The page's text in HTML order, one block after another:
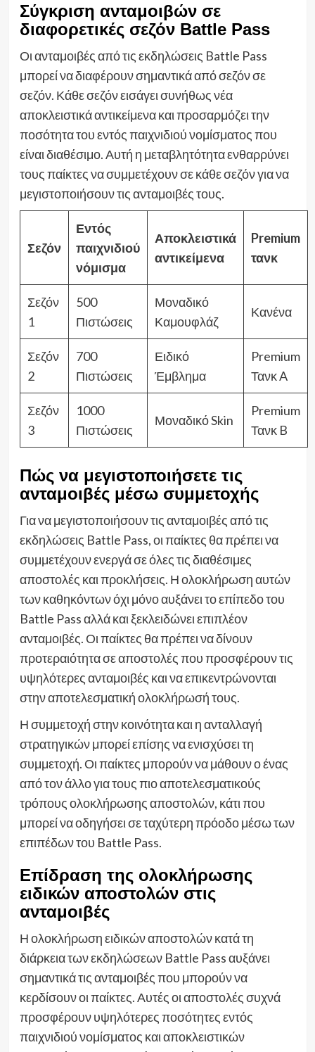
Σύγκριση ανταμοιβών σε
διαφορετικές σεζόν Battle Pass
Οι ανταμοιβές από τις εκδηλώσεις Battle Pass
μπορεί να διαφέρουν σημαντικά από σεζόν σε
σεζόν. Κάθε σεζόν εισάγει συνήθως νέα
αποκλειστικά αντικείμενα και προσαρμόζει την
ποσότητα του εντός παιχνιδιού νομίσματος που
είναι διαθέσιμο. Αυτή η μεταβλητότητα ενθαρρύνει
τους παίκτες να συμμετέχουν σε κάθε σεζόν για να
μεγιστοποιήσουν τις ανταμοιβές τους.
Σεζόν
Εντός
παιχνιδιού
νόμισμα
Αποκλειστικά
αντικείμενα
Premium
τανκ
Σεζόν
1
500
Πιστώσεις
Μοναδικό
Καμουφλάζ
Κανένα
Σεζόν
2
700
Πιστώσεις
Ειδικό
Έμβλημα
Premium
Τανκ A
Σεζόν
3
1000
Πιστώσεις
Μοναδικό Skin
Premium
Τανκ B
Πώς να μεγιστοποιήσετε τις
ανταμοιβές μέσω συμμετοχής
Για να μεγιστοποιήσουν τις ανταμοιβές από τις
εκδηλώσεις Battle Pass, οι παίκτες θα πρέπει να
συμμετέχουν ενεργά σε όλες τις διαθέσιμες
αποστολές και προκλήσεις. Η ολοκλήρωση αυτών
των καθηκόντων όχι μόνο αυξάνει το επίπεδο του
Battle Pass αλλά και ξεκλειδώνει επιπλέον
ανταμοιβές. Οι παίκτες θα πρέπει να δίνουν
προτεραιότητα σε αποστολές που προσφέρουν τις
υψηλότερες ανταμοιβές και να επικεντρώνονται
στην αποτελεσματική ολοκλήρωσή τους.
Η συμμετοχή στην κοινότητα και η ανταλλαγή
στρατηγικών μπορεί επίσης να ενισχύσει τη
συμμετοχή. Οι παίκτες μπορούν να μάθουν ο ένας
από τον άλλο για τους πιο αποτελεσματικούς
τρόπους ολοκλήρωσης αποστολών, κάτι που
μπορεί να οδηγήσει σε ταχύτερη πρόοδο μέσω των
επιπέδων του Battle Pass.
Επίδραση της ολοκλήρωσης
ειδικών αποστολών στις
ανταμοιβές
Η ολοκλήρωση ειδικών αποστολών κατά τη
διάρκεια των εκδηλώσεων Battle Pass αυξάνει
σημαντικά τις ανταμοιβές που μπορούν να
κερδίσουν οι παίκτες. Αυτές οι αποστολές συχνά
προσφέρουν υψηλότερες ποσότητες εντός
παιχνιδιού νομίσματος και αποκλειστικών